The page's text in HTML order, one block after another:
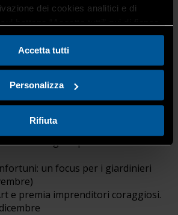
dei cookies analitici e di
Accetta tutti
Personalizza
Rifiuta
, sulla pagina dedicata
25 novembre.
che aiuta la ricerca e investe sul
artigiani pronti a sostenere i
un focus per i giardinieri
e premia imprenditori coraggiosi.